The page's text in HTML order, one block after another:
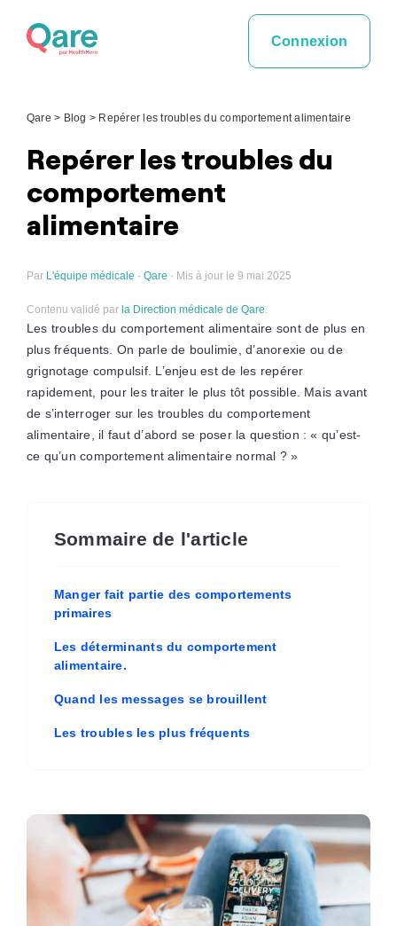
Connexion
Qare > Blog > Repérer les troubles du comportement alimentaire
Repérer les troubles du
comportement
alimentaire
Par L'équipe médicale · Qare · Mis à jour le 9 mai 2025
Contenu validé par la Direction médicale de Qare.
Les troubles du comportement alimentaire sont de plus en
plus fréquents. On parle de boulimie, d’anorexie ou de
grignotage compulsif. L’enjeu est de les repérer
rapidement, pour les traiter le plus tôt possible. Mais avant
de s’interroger sur les troubles du comportement
alimentaire, il faut d’abord se poser la question : « qu’est-
ce qu’un comportement alimentaire normal ? »
Sommaire de l'article
Manger fait partie des comportements
primaires
Les déterminants du comportement
alimentaire.
Quand les messages se brouillent
Les troubles les plus fréquents